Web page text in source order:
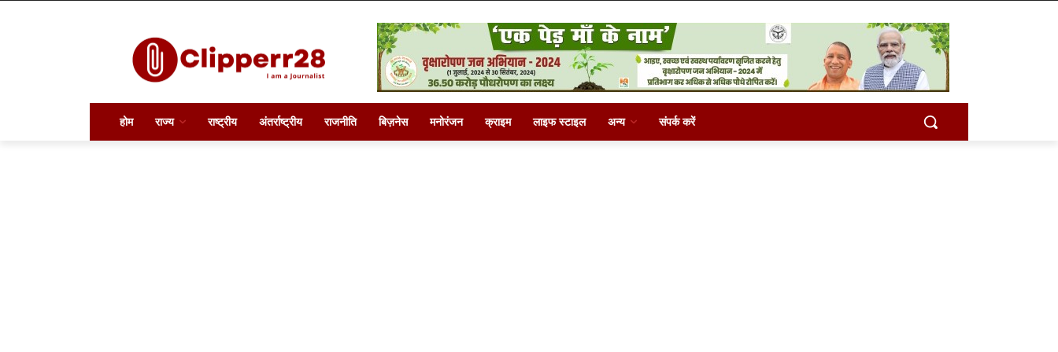
होम राज्य राष्ट्रीय अंतर्राष्ट्रीय राजनीति बिज़नेस मनोरंजन क्राइम लाइफ स्टाइल अन्य संपर्क करें